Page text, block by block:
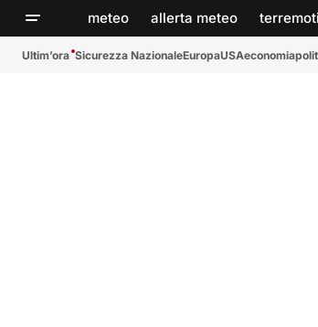
meteo allerta meteo terremoti
Ultim’ora Sicurezza NazionaleEuropaUSAeconomia